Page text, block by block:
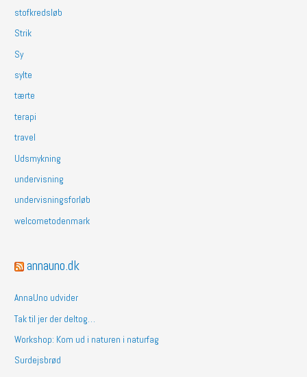
stofkredsløb
Strik
Sy
sylte
tærte
terapi
travel
Udsmykning
undervisning
undervisningsforløb
welcometodenmark
annauno.dk
AnnaUno udvider
Tak til jer der deltog…
Workshop: Kom ud i naturen i naturfag
Surdejsbrød